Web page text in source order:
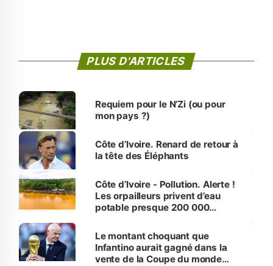
PLUS D'ARTICLES
Requiem pour le N’Zi (ou pour
mon pays ?)
Côte d’Ivoire. Renard de retour à
la tête des Éléphants
Côte d’Ivoire - Pollution. Alerte !
Les orpailleurs privent d’eau
potable presque 200 000
Le montant choquant que
Infantino aurait gagné dans la
vente de la Coupe du monde